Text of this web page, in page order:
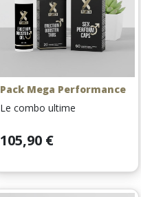
Pack Mega Performance
Le combo ultime
Prix
105,90 €